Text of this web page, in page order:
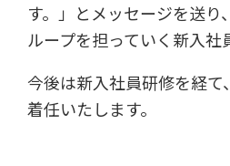
す。」とメッセージを送り
ループを担っていく新入社
今後は新入社員研修を経て
着任いたします。